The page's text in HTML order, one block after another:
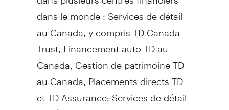
dans le monde : Services de détail
au Canada , y compris TD Canada
Trust, Financement auto TD au
Canada Gestion depatrimoine TD
au Canada , Placements directs TD
et TD Assurance; Services de détail